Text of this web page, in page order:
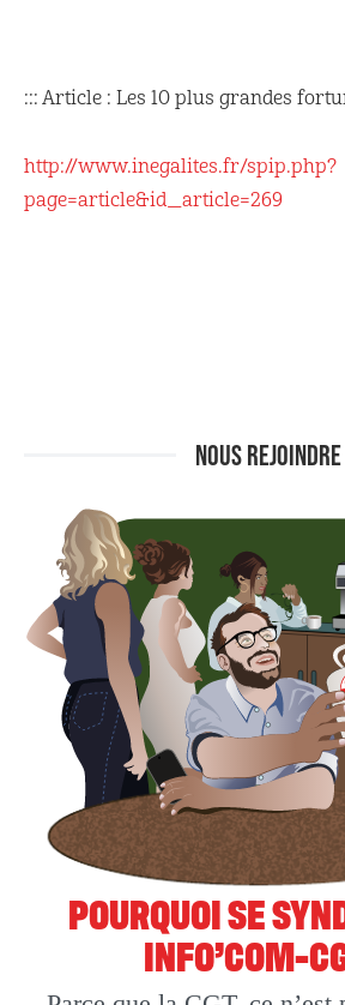
::: Article : Les 10 plus grandes
http://www.inegalites.fr/spip.php?
page=article&id_article=269
NOUS REJOINDRE
POURQUOI SE SYNDIQUER À
INFO’COM-